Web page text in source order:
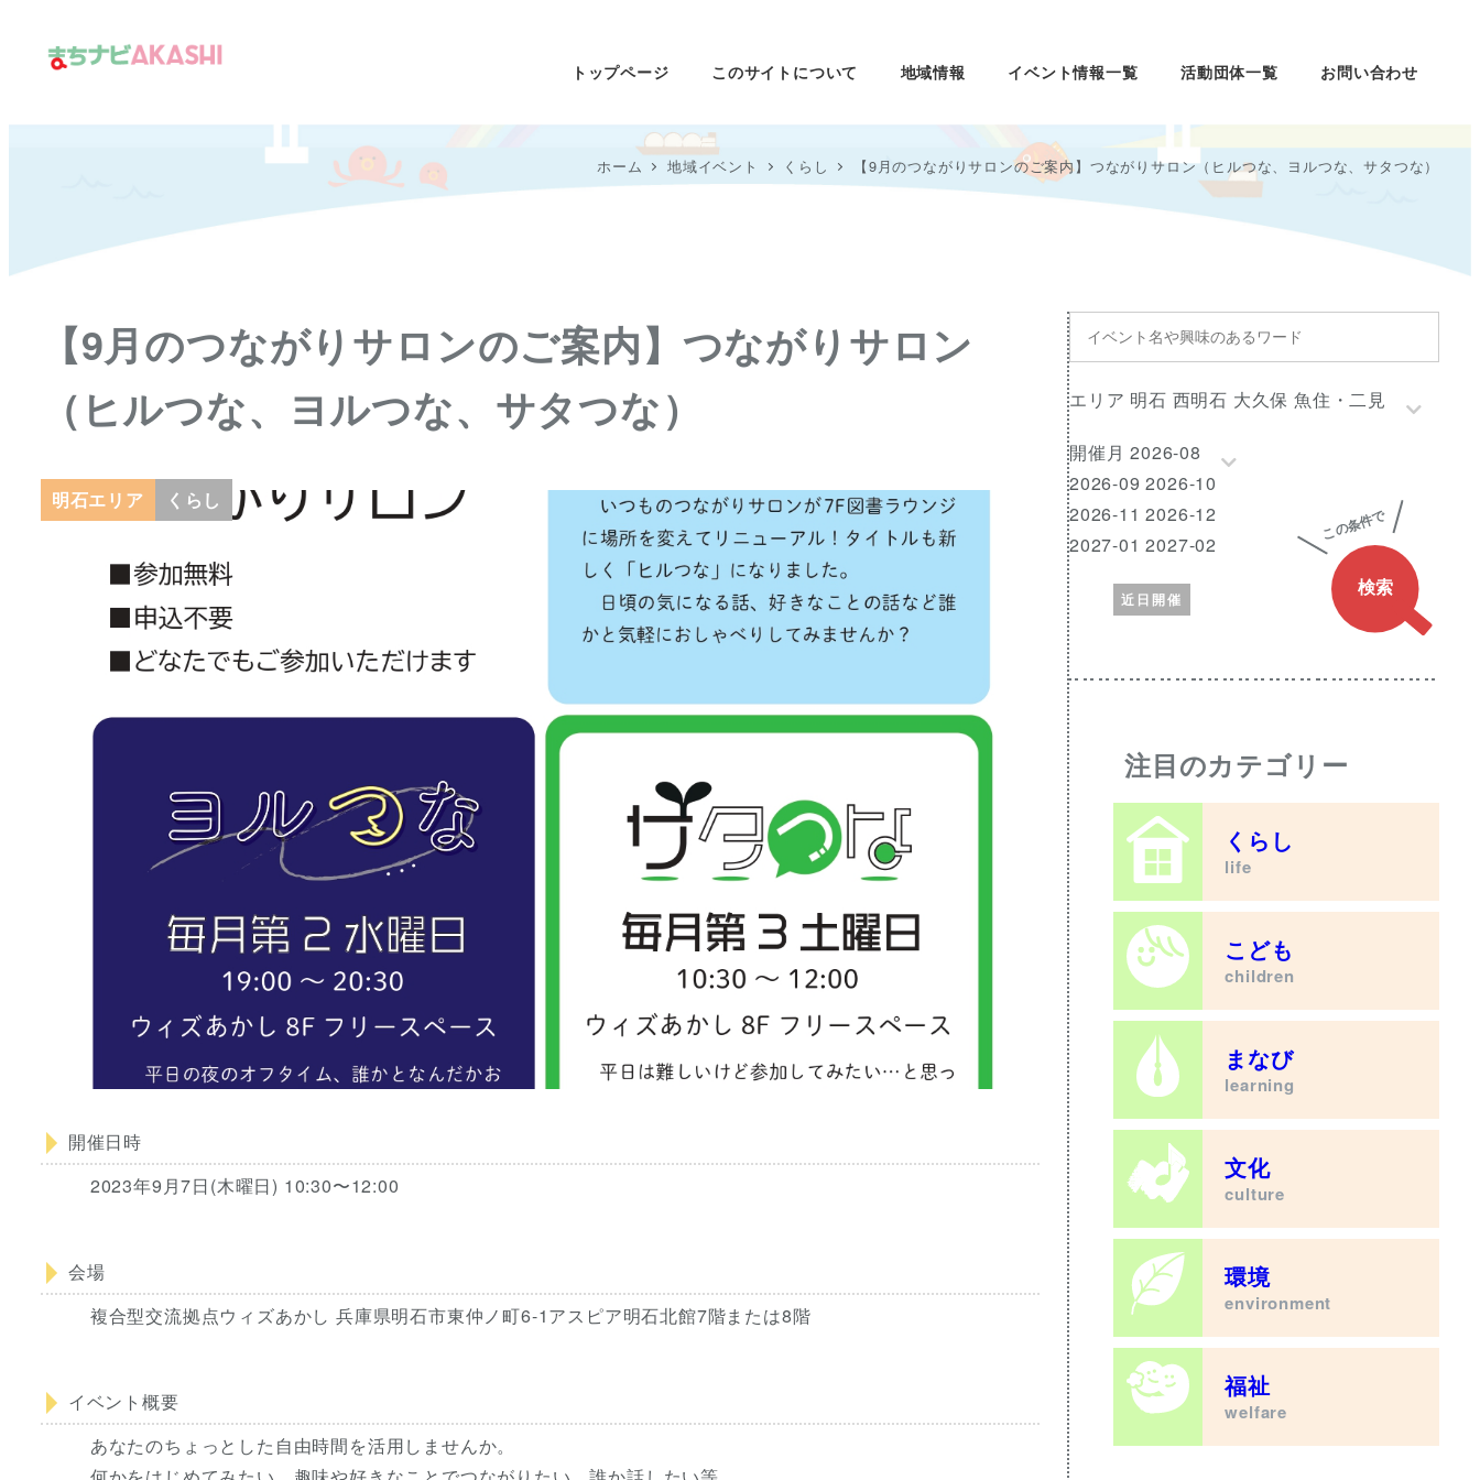
へ
トップページ このサイトについて 地域情報 イベント情報一覧 活動団体一覧 お問い合わせ
ホーム 地域イベント くらし 【9月のつながりサロンのご案内】つながりサロン（ヒルつな、ヨルつな、サタつな）
【9月のつながりサロンのご案内】つながりサロン
（ヒルつな、ヨルつな、サタつな）
明石エリア くらし
開催日時
2023年9月7日(木曜日) 10:30〜12:00
会場
複合型交流拠点ウィズあかし 兵庫県明石市東仲ノ町6-1アスピア明石北館7階または8階
イベント概要
あなたのちょっとした自由時間を活用しませんか。
イ
ベ
ン
ト
名
や
興
味
の
あ
る
ワ
ー
ド
エ
リ
ア
エリア 明石 西明石 大久保 魚住・二見
開
催
月
開催月 2026-08
2026-09 2026-10
2026-11 2026-12
2027-01 2027-02
近日開催
注目のカテゴリー
くらし
life
こども
children
まなび
learning
文化
culture
環境
environment
福祉
welfare